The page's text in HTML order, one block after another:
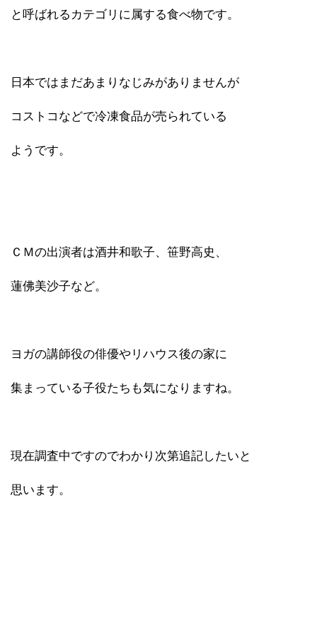
と呼ばれるカテゴリに属する食べ物です。
日本ではまだあまりなじみがありませんが
コストコなどで冷凍食品が売られている
ようです。
ＣＭの出演者は酒井和歌子、笹野高史、
蓮佛美沙子など。
ヨガの講師役の俳優やリハウス後の家に
集まっている子役たちも気になりますね。
現在調査中ですのでわかり次第追記したいと
思います。